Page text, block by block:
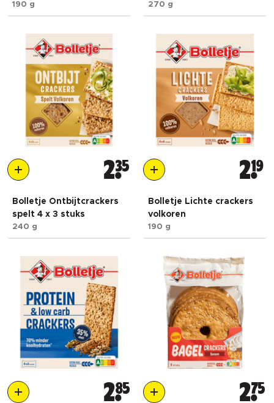
190 g 270 g
235
Bolletje Ontbijtcrackers
spelt 4 x 3 stuks
240 g
219
Bolletje Lichte crackers
volkoren
190 g
285 275